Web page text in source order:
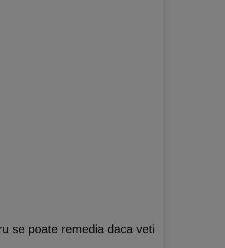
se poate remedia daca veti